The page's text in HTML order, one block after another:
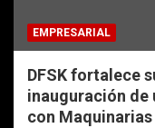
EMPRESARIAL
DFSK fortalece
inauguración de
con Maquinarias